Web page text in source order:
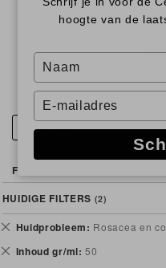
Filter
FILTEREN
HUIDIGE FILTERS
Huidprobleem
Rosacea en
Verwijder
artikel
Inhoud gr/ml 50
Verwijder
hoogte van de
Type
your
name
Type
your
email